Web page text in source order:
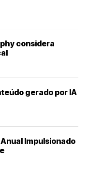
considera
gerado por IA
Impulsionado